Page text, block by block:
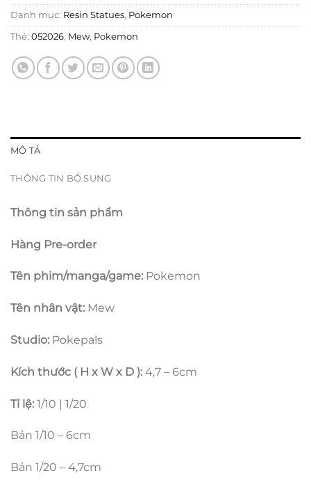
Danh mục: Resin Statues, Pokemon
Thẻ: 052026, Mew, Pokemon
MÔ TẢ
THÔNG TIN BỔ SUNG
Thông tin sản phẩm
Hàng Pre-order
Tên phim/manga/game: Pokemon
Tên nhân vật: Mew
Studio: Pokepals
Kích thước ( H x W x D ): 4,7 – 6cm
Tỉ lệ: 1/10 | 1/20
Bản 1/10 – 6cm
Bản 1/20 – 4,7cm